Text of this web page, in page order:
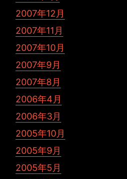
2007年12月
2007年11月
2007年10月
2007年9月
2007年8月
2006年4月
2006年3月
2005年10月
2005年9月
2005年5月